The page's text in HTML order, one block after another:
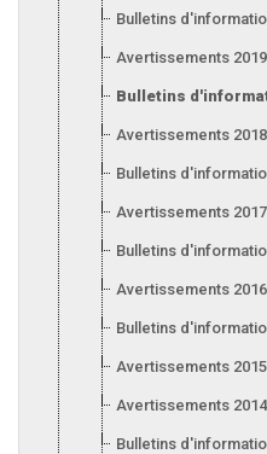
Bulletins
Avertissements 2019
Bulletins
Avertissements 2018
Bulletins
Avertissements 2017
Bulletins
Avertissements 2016
Bulletins
Avertissements 2015
Avertissements 2014
Bulletins